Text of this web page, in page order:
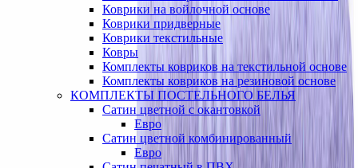
Коврики на войлочной основе
Коврики придверные
Коврики текстильные
Ковры
Комплекты ковриков на текстильной основе
Комплекты ковриков на резиновой основе
КОМПЛЕКТЫ ПОСТЕЛЬНОГО БЕЛЬЯ
Сатин цветной с окантовкой
Евро
Сатин цветной комбинированный
Евро